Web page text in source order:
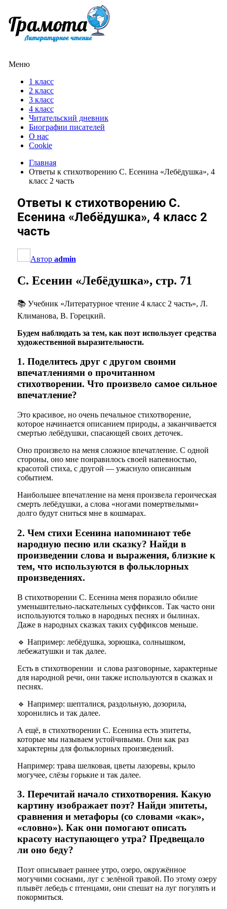
Меню
1 класс
2 класс
3 класс
4 класс
Читательский дневник
Биографии писателей
О нас
Cookie
Главная
Ответы к стихотворению С. Есенина «Лебёдушка», 4
класс 2 часть
Ответы к стихотворению С.
Есенина «Лебёдушка», 4 класс 2
часть
Автор admin
С. Есенин «Лебёдушка», стр. 71
📚 Учебник «Литературное чтение 4 класс 2 часть», Л.
Климанова, В. Горецкий.
Будем наблюдать за тем, как поэт использует средства
художественной выразительности.
1. Поделитесь друг с другом своими
впечатлениями о прочитанном
стихотворении. Что произвело самое сильное
впечатление?
Это красивое, но очень печальное стихотворение,
которое начинается описанием природы, а заканчивается
смертью лебёдушки, спасающей своих деточек.
Оно произвело на меня сложное впечатление. С одной
стороны, оно мне понравилось своей напевностью,
красотой стиха, с другой — ужаснуло описанным
событием.
Наибольшее впечатление на меня произвела героическая
смерть лебёдушки, а слова «ногами помертвелыми»
долго будут сниться мне в кошмарах.
2. Чем стихи Есенина напоминают тебе
народную песню или сказку? Найди в
произведении слова и выражения, близкие к
тем, что используются в фольклорных
произведениях.
В стихотворении С. Есенина меня поразило обилие
уменьшительно-ласкательных суффиксов. Так часто они
используются только в народных песнях и былинах.
Даже в народных сказках таких суффиксов меньше.
🔹 Например: лебёдушка, зорюшка, солнышком,
лебежатушки и так далее.
Есть в стихотворении и слова разговорные, характерные
для народной речи, они также используются в сказках и
песнях.
🔹 Например: шепталися, раздольную, дозорила,
хоронились и так далее.
А ещё, в стихотворении С. Есенина есть эпитеты,
которые мы называем устойчивыми. Они как раз
характерны для фольклорных произведений.
Например: трава шелковая, цветы лазоревы, крыло
могучее, слёзы горькие и так далее.
3. Перечитай начало стихотворения. Какую
картину изображает поэт? Найди эпитеты,
сравнения и метафоры (со словами «как»,
«словно»). Как они помогают описать
красоту наступающего утра? Предвещало
ли оно беду?
Поэт описывает раннее утро, озеро, окружённое
могучими соснами, луг с зелёной травой. По этому озеру
плывёт лебедь с птенцами, они спешат на луг погулять и
покормиться.